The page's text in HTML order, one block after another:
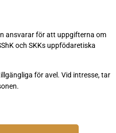
ansvarar för att uppgifterna om
och SKKs uppfödaretiska
för avel. Vid intresse, tar